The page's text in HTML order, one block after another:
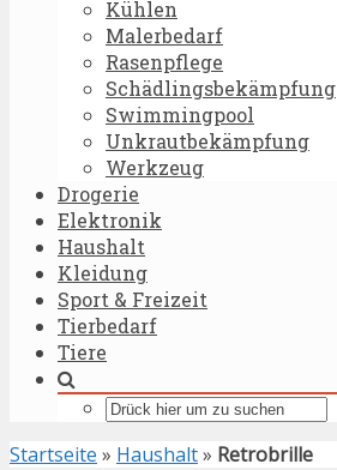
Kühlen
Malerbedarf
Rasenpflege
Schädlingsbekämpfung
Swimmingpool
Unkrautbekämpfung
Werkzeug
Drogerie
Elektronik
Haushalt
Kleidung
Sport & Freizeit
Tierbedarf
Tiere
Startseite » Haushalt» Retrobrille